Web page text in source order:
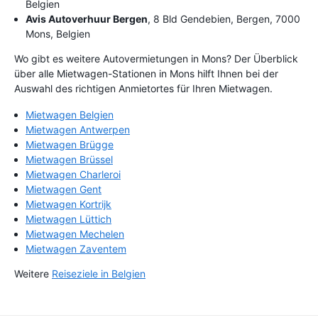
Belgien
Avis Autoverhuur Bergen, 8 Bld Gendebien, Bergen, 7000
Mons, Belgien
Wo gibt es weitere Autovermietungen in Mons? Der Überblick
über alle Mietwagen-Stationen in Mons hilft Ihnen bei der
Auswahl des richtigen Anmietortes für Ihren Mietwagen.
Mietwagen Belgien
Mietwagen Antwerpen
Mietwagen Brügge
Mietwagen Brüssel
Mietwagen Charleroi
Mietwagen Gent
Mietwagen Kortrijk
Mietwagen Lüttich
Mietwagen Mechelen
Mietwagen Zaventem
Weitere Reiseziele in Belgien